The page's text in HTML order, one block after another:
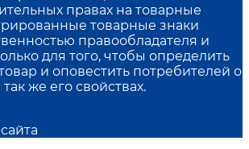
правах на товарные
товарные знаки
правообладателя и
для того, чтобы определить
и оповестить потребителей о
же его свойствах.